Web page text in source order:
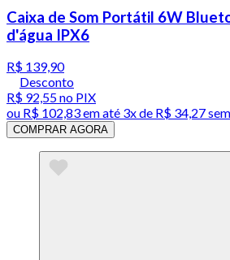
Caixa de Som Portátil 6W
d'água IPX6
R$ 139,90
Desconto
R$ 92,55no PIX
ou R$ 102,83em até 3x de R$ 34,27
COMPRAR AGORA